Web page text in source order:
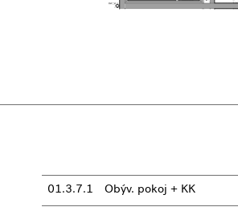
01.3.7.1 Obýv. pokoj + KK